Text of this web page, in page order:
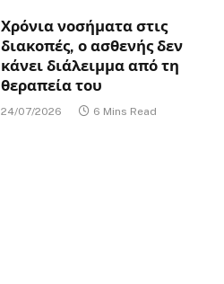
Χρόνια νοσήματα στις
διακοπές, ο ασθενής δεν
κάνει διάλειμμα από τη
θεραπεία του
24/07/2026 6 Mins Read